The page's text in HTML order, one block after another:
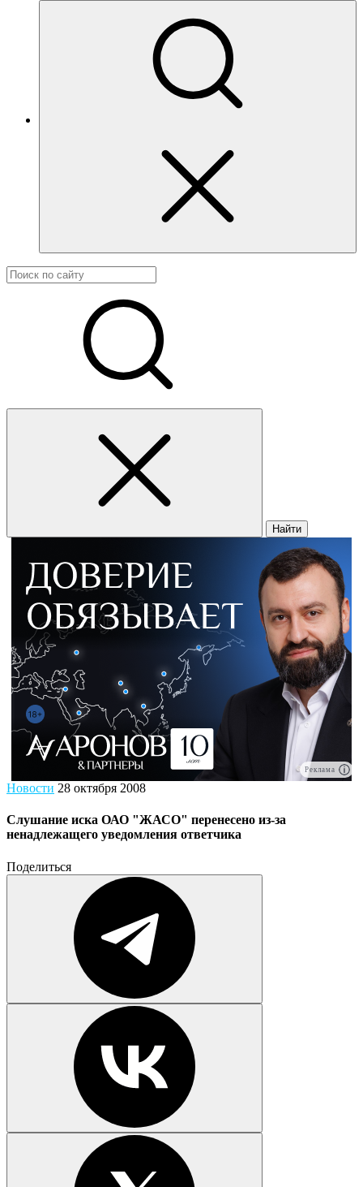
Найти
Реклама
Новости 28 октября 2008
Слушание иска ОАО "ЖАСО" перенесено из-за
ненадлежащего уведомления ответчика
Поделиться